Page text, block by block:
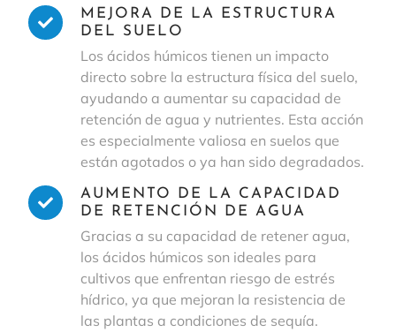
MEJORA DE LA ESTRUCTURA
DEL SUELO
Los ácidos húmicos tienen un impacto
directo sobre la estructura física del suelo,
ayudando a aumentar su capacidad de
retención de agua y nutrientes. Esta acción
es especialmente valiosa en suelos que
están agotados o ya han sido degradados.
AUMENTO DE LA CAPACIDAD
DE RETENCIÓN DE AGUA
Gracias a su capacidad de retener agua,
los ácidos húmicos son ideales para
cultivos que enfrentan riesgo de estrés
hídrico, ya que mejoran la resistencia de
las plantas a condiciones de sequía.